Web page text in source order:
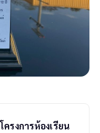
ครงการห้องเรียน